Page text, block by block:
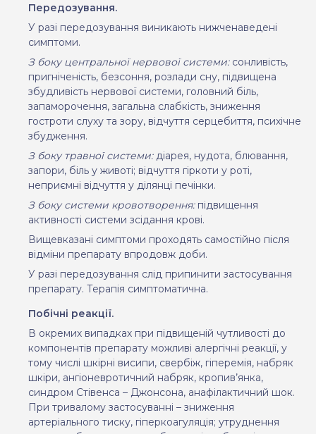
Передозування.
У разі передозування виникають нижченаведені
симптоми.
З боку центральної нервової системи:сонливість,
пригніченість, безсоння, розлади сну, підвищена
збудливість нервової системи, головний біль,
запаморочення, загальна слабкість, зниження
гостроти слуху та зору, відчуття серцебиття, психічне
збудження.
З боку травної системи:діарея, нудота, блювання,
запори, біль у животі; відчуття гіркоти у роті,
неприємні відчуття у ділянці печінки.
З боку системи кровотворення: підвищення
активності системи зсідання крові.
Вищевказані симптоми проходять самостійно після
відміни препарату впродовж доби.
У разі передозування слід припинити застосування
препарату. Терапія симптоматична.
Побічні реакції.
В окремих випадках при підвищеній чутливості до
компонентів препарату можливі алергічні реакції, у
тому числі шкірні висипи, свербіж, гіперемія, набряк
шкіри, ангіоневротичний набряк, кропив’янка,
синдром Стівенса – Джонсона, анафілактичний шок.
При тривалому застосуванні – зниження
артеріального тиску, гіперкоагуляція; утруднення